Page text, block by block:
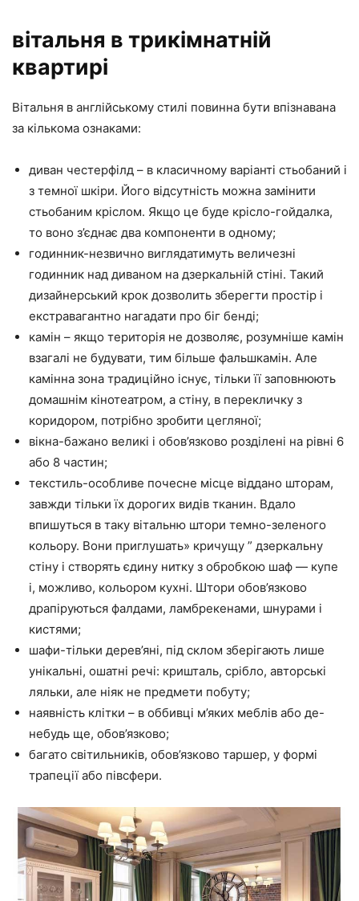
вітальня в трикімнатній
квартирі
Вітальня в англійському стилі повинна бути впізнавана
за кількома ознаками:
диван честерфілд – в класичному варіанті стьобаний і
з темної шкіри. Його відсутність можна замінити
стьобаним кріслом. Якщо це буде крісло-гойдалка,
то воно з’єднає два компоненти в одному;
годинник-незвично виглядатимуть величезні
годинник над диваном на дзеркальній стіні. Такий
дизайнерський крок дозволить зберегти простір і
екстравагантно нагадати про біг бенді;
камін – якщо територія не дозволяє, розумніше камін
взагалі не будувати, тим більше фальшкамін. Але
камінна зона традиційно існує, тільки її заповнюють
домашнім кінотеатром, а стіну, в перекличку з
коридором, потрібно зробити цегляної;
вікна-бажано великі і обов’язково розділені на рівні 6
або 8 частин;
текстиль-особливе почесне місце віддано шторам,
завжди тільки їх дорогих видів тканин. Вдало
впишуться в таку вітальню штори темно-зеленого
кольору. Вони приглушать» кричущу ” дзеркальну
стіну і створять єдину нитку з обробкою шаф — купе
і, можливо, кольором кухні. Штори обов’язково
драпіруються фалдами, ламбрекенами, шнурами і
кистями;
шафи-тільки дерев’яні, під склом зберігають лише
унікальні, ошатні речі: кришталь, срібло, авторські
ляльки, але ніяк не предмети побуту;
наявність клітки – в оббивці м’яких меблів або де-
небудь ще, обов’язково;
багато світильників, обов’язково таршер, у формі
трапеції або півсфери.